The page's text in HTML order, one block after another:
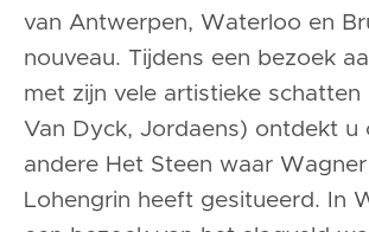
van Antwerpen, Waterloo en
nouveau. Tijdens een bezoek
met zijn vele artistieke schatten
Van Dyck, Jordaens) ontdekt u
andere Het Steen waar Wagner
Lohengrin heeft gesitueerd. In